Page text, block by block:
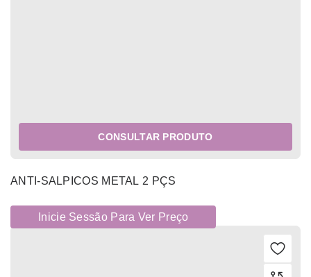
CONSULTAR PRODUTO
ANTI-SALPICOS METAL 2 PÇS
Inicie Sessão Para Ver Preço